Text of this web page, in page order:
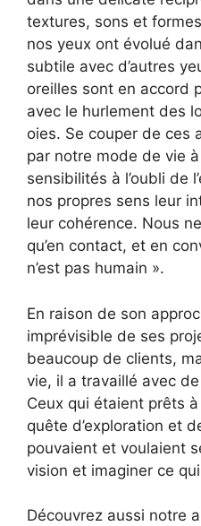
textures, sons et
nos yeux ont évolué
subtile avec d’autres
oreilles sont en accord
avec le hurlement des
oies. Se couper de ces
par notre mode de vie
sensibilités à l’oubli de
nos propres sens leur
leur cohérence. Nous
qu’en contact, et en
n’est pas humain ».
En raison de son
imprévisible de ses
beaucoup de clients,
vie, il a travaillé avec
Ceux qui étaient prêts
quête d’exploration et
pouvaient et voulaient
vision et imaginer ce
Découvrez aussi notre